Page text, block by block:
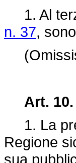
1. Al
n. 37,
Art. 10.
1. La
Regione
sua